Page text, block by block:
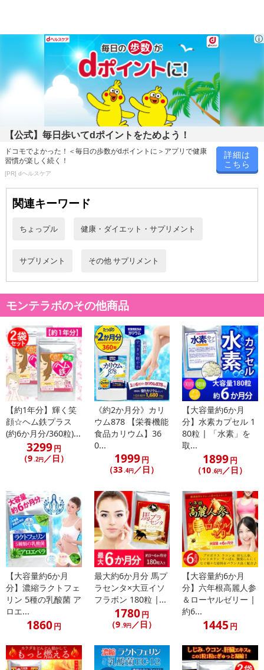
品。
●ウコン末
ウコンの主成分であるクルクミンは飲み過ぎなどをサポートする成
分として有名ですが、近年ではダイエットサポート成分としても注
目されています。またウコンにはミネラルや食物繊維など不足しが
ちな栄養素も含まれているので美容・健康サポートの面からもおス
スメです。
●シジミエキス末
しじみは古くから滋養食品として知られ様々な栄養素が含まれてい
すると言われています。また、ビタミンB2、B6、B12やミネラル、
タウリン、亜鉛など元気印成分も多く含まれています。
・元気に過ごしたい方
・健康が気になる方
・若々しくありたい方 ※食生活は主食、主菜、副菜を基本に、食事
のバランスを。
栄養成分表示：(1粒0.25gあたり)
エネルギー：0.99kcal、たんぱく質：0.018g、脂質：0.006g、炭水
化物：0.217g、ナトリウム：0.11mg
商品の詳細はこちらをご参照下さい。 :https://monte-lab.com/?pi
d=70375802
・賞味期限：
製造より2年
※商品到着時点でのお日持ち期間は、配送日数などにより異なり
・原材料/材質/素材：豚肝臓酵素分解物、カキ肉エキス末、L-オル
ニチン塩酸塩、ビール酵母（亜鉛含有）、ウコン末、シジミエキス
末、D-ソルビトール、結晶セルロース、ショ糖脂肪酸エステル、微
粒酸化ケイ素（原材料の一部に豚肉を含む）
・アレルギー表示：※原材料等をご確認のうえ、食品アレルギーの
ある方はお召し上がりにならないでください。
・注意事項：
※お体に異常を感じた場合は、飲用を中止してください。
※食生活は主食、主菜、副菜を基本に、食事のバランスを。
※開封後はお早めにお召し上がりください。
注意事項
【公式】毎日歩いてdポイントをためよう！
ドコモでよかった！＜毎日の歩数がdポイントに＞アプリで健康
習慣が楽しく続く！
[PR] dヘルスケア
詳細は
こちら
関連キーワード
ちょっプル 健康・ダイエット・サプリメント
サプリメント その他 サプリメント
モンテラボのその他商品
【約1年分】輝く笑
顔☆ヘム鉄プラス
(約6か月分/360粒)...
3299円
（9.2円／日）
《約2か月分》カリ
ウム878 【栄養機能
食品カリウム】36
0...
1999円
（33.4円／日）
【大容量約6か月
分】水素カプセル 1
80粒 | 「水素」を
取...
1899円
（10.6円／日）
【大容量約6か月
分】濃縮ラクトフェ
リン 5種の乳酸菌 ア
ロエ...
1860円
最大約6か月分 馬プ
ラセンタ×大豆イソ
フラボン 180粒 |...
1780円
（9.9円／日）
【大容量約6か月
分】六年根高麗人参
＆ローヤルゼリー |
約6...
1445 円